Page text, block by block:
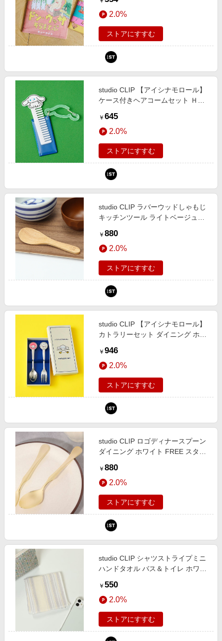
574849 and ST アンドエスティ
（旧ドットエスティ）
2.0%
ストアにすすむ
studio CLIP 【アイシナモロール】
ケース付きヘアコームセット Ｈ＆
プ 632254 and ST アンドエスティ
（旧ドットエスティ）
￥ 645
2.0%
ストアにすすむ
studio CLIP ラバーウッドしゃもじ
キッチンツール ライトベージュ
and ST アンドエスティ（旧ドット
エスティ）
￥ 880
2.0%
ストアにすすむ
studio CLIP 【アイシナモロール】
カトラリーセット ダイニング ホワ
632256 and ST アンドエスティ
（旧ドットエスティ）
￥ 946
2.0%
ストアにすすむ
studio CLIP ロゴディナースプーン
ダイニング ホワイト FREE スタジ
エスティ（旧ドットエスティ）
￥ 880
2.0%
ストアにすすむ
studio CLIP シャツストライプミニ
ハンドタオル バス＆トイレ ホワイ
and ST アンドエスティ（旧ドット
エスティ）
￥ 550
2.0%
ストアにすすむ